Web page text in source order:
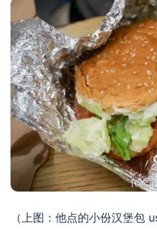
（上图：他点的小份汉堡包